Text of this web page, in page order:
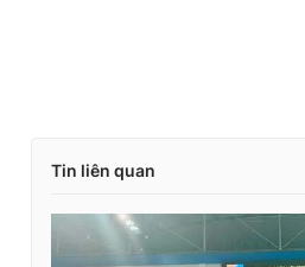
Tin liên quan